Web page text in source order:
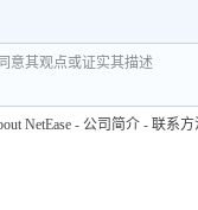
意其观点或证实其描述
NetEase - 公司简介 - 联系方